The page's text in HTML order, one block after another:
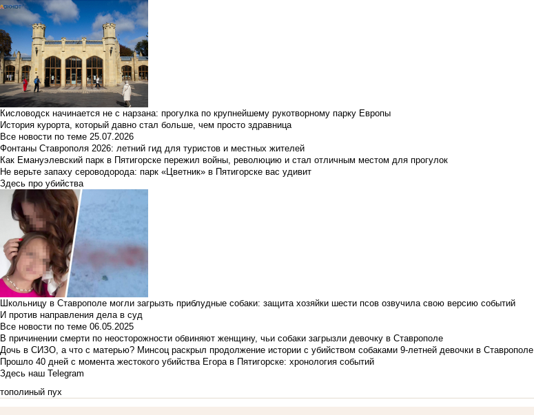
Кисловодск начинается не с нарзана: прогулка по крупнейшему рукотворному парку Европы
История курорта, который давно стал больше, чем просто здравница
Все новости по теме 25.07.2026
Фонтаны Ставрополя 2026: летний гид для туристов и местных жителей
Как Емануэлевский парк в Пятигорске пережил войны, революцию и стал отличным местом для прогулок
Не верьте запаху сероводорода: парк «Цветник» в Пятигорске вас удивит
Здесь про убийства
Школьницу в Ставрополе могли загрызть приблудные собаки: защита хозяйки шести псов озвучила свою версию событий
И против направления дела в суд
Все новости по теме 06.05.2025
В причинении смерти по неосторожности обвиняют женщину, чьи собаки загрызли девочку в Ставрополе
Дочь в СИЗО, а что с матерью? Минсоц раскрыл продолжение истории с убийством собаками 9-летней девочки в Ставрополе
Прошло 40 дней с момента жестокого убийства Егора в Пятигорске: хронология событий
Здесь наш Telegram
тополиный пух